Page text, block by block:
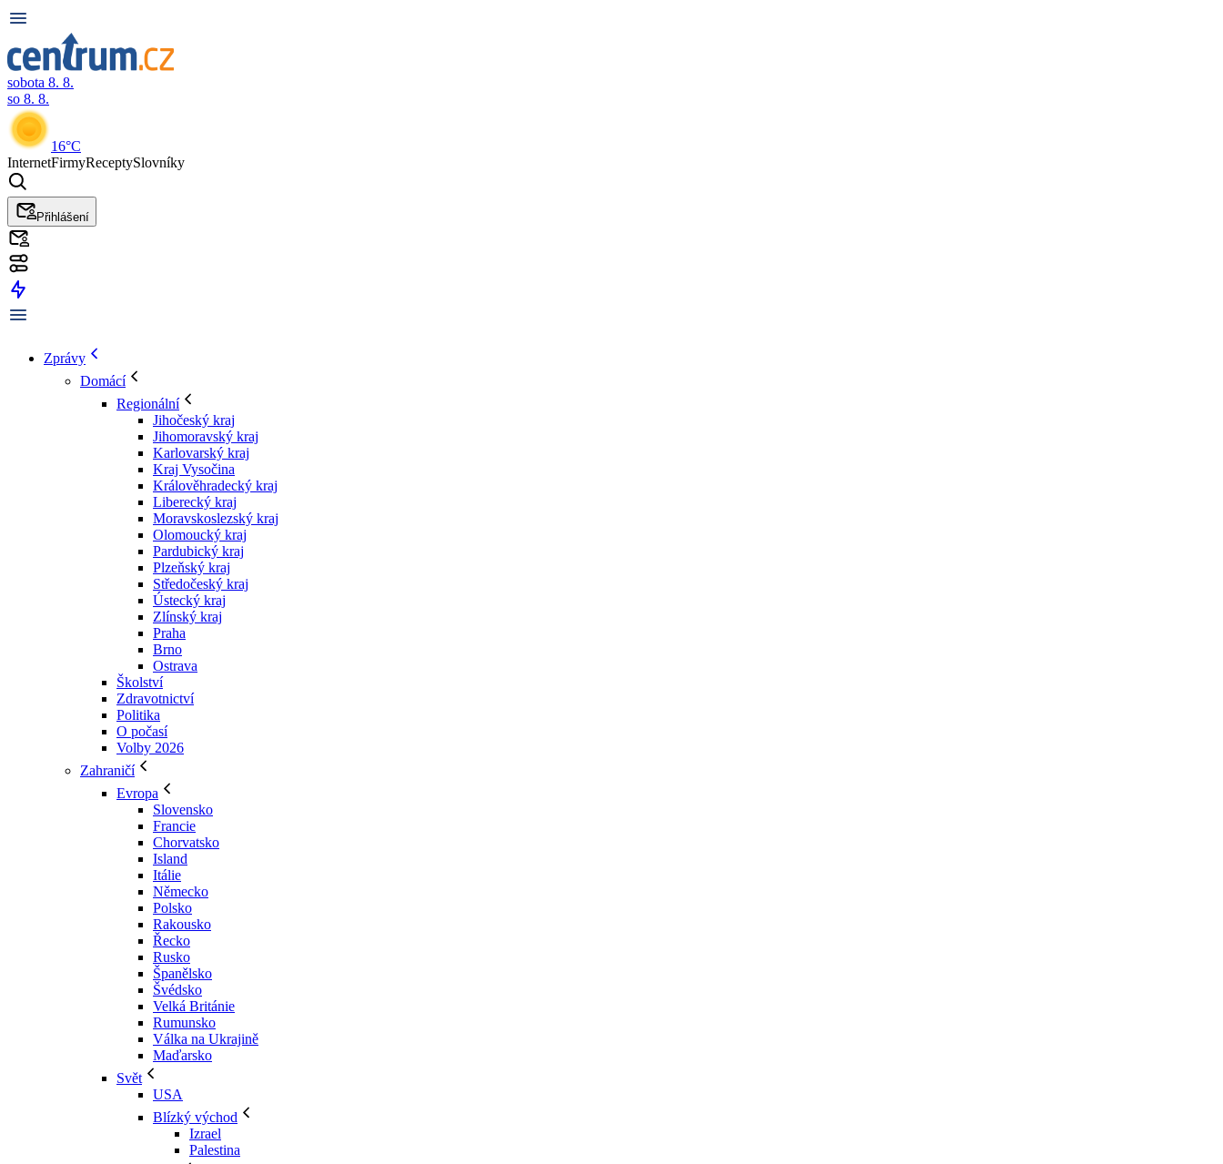
sobota 8. 8.
so 8. 8.
16°C
InternetFirmyReceptySlovníky
Přihlášení
Zprávy
Domácí
Regionální
Jihočeský kraj
Jihomoravský kraj
Karlovarský kraj
Kraj Vysočina
Králověhradecký kraj
Liberecký kraj
Moravskoslezský kraj
Olomoucký kraj
Pardubický kraj
Plzeňský kraj
Středočeský kraj
Ústecký kraj
Zlínský kraj
Praha
Brno
Ostrava
Školství
Zdravotnictví
Politika
O počasí
Volby 2026
Zahraničí
Evropa
Slovensko
Francie
Chorvatsko
Island
Itálie
Německo
Polsko
Rakousko
Řecko
Rusko
Španělsko
Švédsko
Velká Británie
Rumunsko
Válka na Ukrajině
Maďarsko
Svět
USA
Blízký východ
Izrael
Palestina